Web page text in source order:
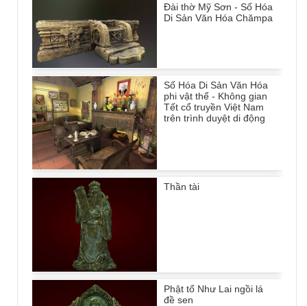
Đài thờ Mỹ Sơn - Số Hóa
Di Sản Văn Hóa Chămpa
Số Hóa Di Sản Văn Hóa
phi vật thể - Không gian
Tết cổ truyền Việt Nam
trên trình duyệt di động
Thần tài
Phật tổ Như Lai ngồi lá
đề sen